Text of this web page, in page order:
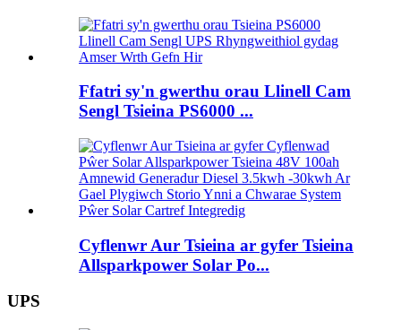
Ffatri sy'n gwerthu orau Llinell Cam
Sengl Tsieina PS6000 ...
Cyflenwr Aur Tsieina ar gyfer Tsieina
Allsparkpower Solar Po...
UPS